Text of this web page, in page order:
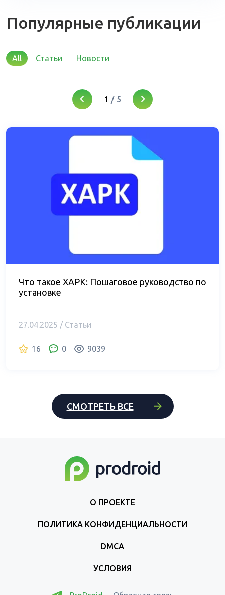
Популярные публикации
All Статьи Новости
1 / 5
Что такое XAPK: Пошаговое руководство по
установке
27.04.2025 / Статьи
16 0 9039
СМОТРЕТЬ ВСЕ
О ПРОЕКТЕ
ПОЛИТИКА КОНФИДЕНЦИАЛЬНОСТИ
DMCA
УСЛОВИЯ